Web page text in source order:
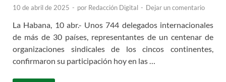
10 de abril de 2025 - por Redacción Digital - Dejar un comentario
La Habana, 10 abr.- Unos 744 delegados internacionales
de más de 30 países, representantes de un centenar de
organizaciones sindicales de los cincos continentes,
confirmaron su participación hoy en las …